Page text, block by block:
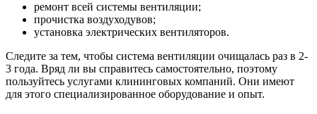
ремонт всей системы вентиляции;
прочистка воздуходувов;
установка электрических вентиляторов.
Следите за тем, чтобы система вентиляции очищалась раз в 2-
3 года. Вряд ли вы справитесь самостоятельно, поэтому
пользуйтесь услугами клининговых компаний. Они имеют
для этого специализированное оборудование и опыт.